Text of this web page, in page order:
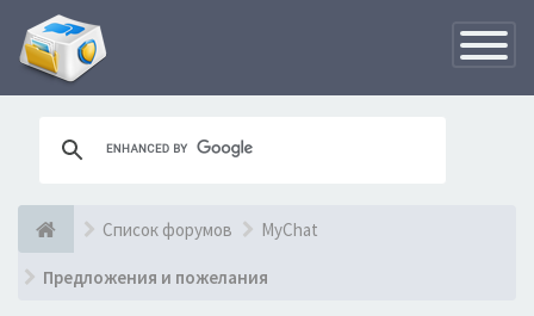
Список форумов MyChat
Предложения и пожелания